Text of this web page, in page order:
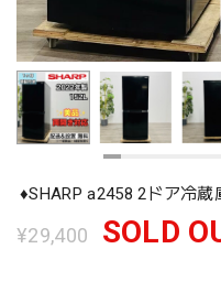
♦️SHARP a2458 2ドア冷
¥29,400 SOLD